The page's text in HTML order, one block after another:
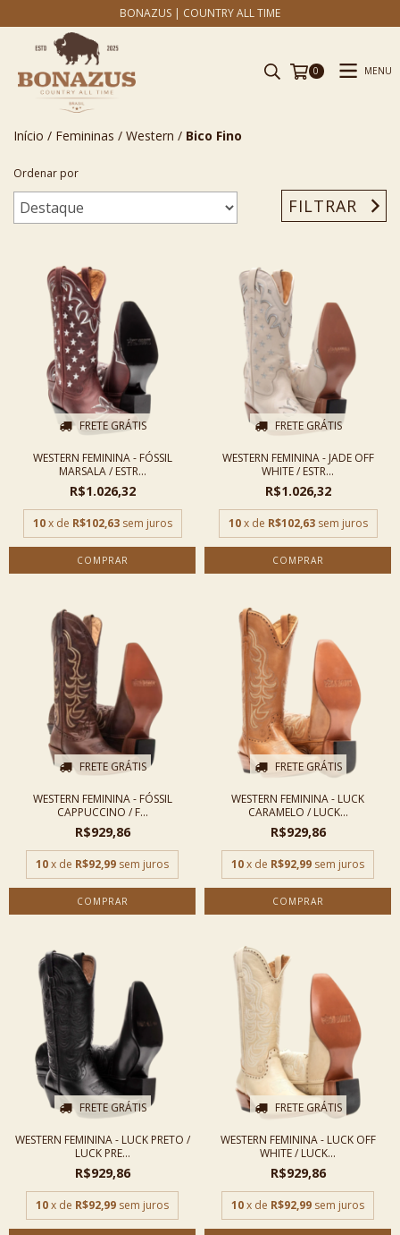
BONAZUS | COUNTRY ALL TIME
0 MENU
Início / Femininas / Western / Bico Fino
Ordenar por
FILTRAR
FRETE GRÁTIS
WESTERN FEMININA - FÓSSIL
MARSALA / ESTR...
R$1.026,32
10 x de R$102,63 sem juros
COMPRAR
FRETE GRÁTIS
WESTERN FEMININA - JADE OFF
WHITE / ESTR...
R$1.026,32
10 x de R$102,63 sem juros
COMPRAR
FRETE GRÁTIS
WESTERN FEMININA - FÓSSIL
CAPPUCCINO / F...
R$929,86
10x de R$92,99 sem juros
COMPRAR
FRETE GRÁTIS
WESTERN FEMININA - LUCK
CARAMELO / LUCK...
R$929,86
10x de R$92,99 sem juros
COMPRAR
FRETE GRÁTIS
WESTERN FEMININA - LUCK PRETO /
LUCK PRE...
R$929,86
10x de R$92,99 sem juros
FRETE GRÁTIS
WESTERN FEMININA - LUCK OFF
WHITE / LUCK...
R$929,86
10x de R$92,99 sem juros